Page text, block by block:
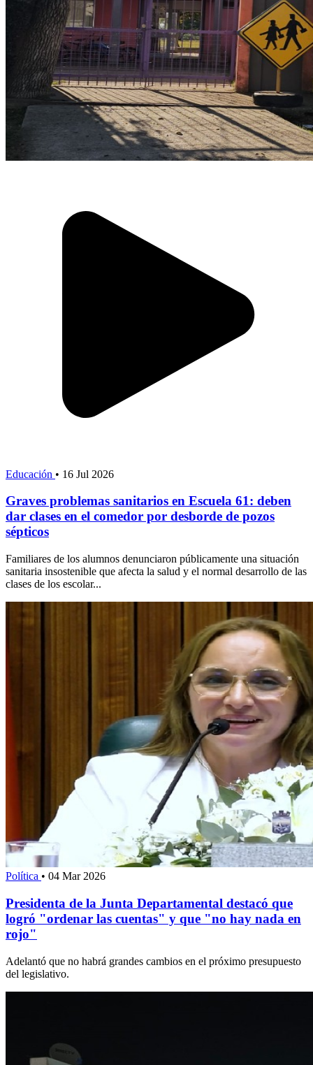
Educación • 16 Jul 2026
Graves problemas sanitarios en Escuela 61: deben
dar clases en el comedor por desborde de pozos
sépticos
Familiares de los alumnos denunciaron públicamente una situación
sanitaria insostenible que afecta la salud y el normal desarrollo de las
clases de los escolar...
Política • 04 Mar 2026
Presidenta de la Junta Departamental destacó que
logró "ordenar las cuentas" y que "no hay nada en
rojo"
Adelantó que no habrá grandes cambios en el próximo presupuesto
del legislativo.